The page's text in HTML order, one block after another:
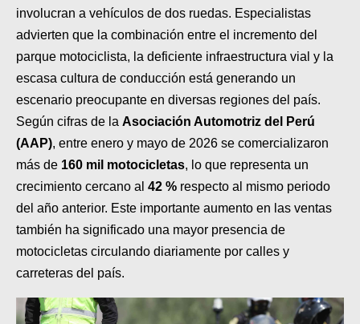
NACIONALES
PLANES
GUÍA DE PRECIOS
MOTOS HONDA PERÚ
MOTOS HERO PERÚ
MOTOS ZONTES PERÚ
MOTOS BENELLI PERÚ
involucran a vehículos de dos ruedas. Especialistas
advierten que la combinación entre el incremento del
parque motociclista, la deficiente infraestructura vial y la
escasa cultura de conducción está generando un
escenario preocupante en diversas regiones del país.
Según cifras de la Asociación Automotriz del Perú
(AAP), entre enero y mayo de 2026 se comercializaron
más de 160 mil motocicletas, lo que representa un
crecimiento cercano al 42 % respecto al mismo periodo
del año anterior. Este importante aumento en las ventas
también ha significado una mayor presencia de
motocicletas circulando diariamente por calles y
carreteras del país.